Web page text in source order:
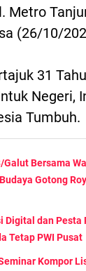
Metro
(26/10/
31
Negeri,
Tumbuh.
Bersama
Gotong
Digital dan Pesta
Tetap PWI Pusat
Kompor